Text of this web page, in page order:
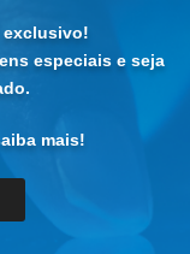
exclusivo!
especiais e seja
mais!